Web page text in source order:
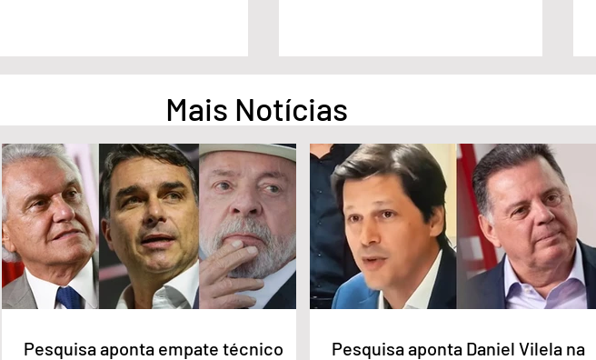
Deputados do MDB-DF
acionam direção nacional
após apoio de Wellington Luiz
a Celina Leão
Quem é o Jornalista Carlos
Peixoto, homenageado pela
CLDF no Dia da Imprensa
Mais Notícias
Pesquisa aponta empate técnico
Pesquisa aponta Daniel Vilela na